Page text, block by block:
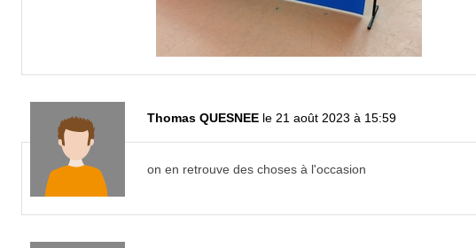
Thomas QUESNEE le 21 août 2023 à 15:59
on en retrouve des choses à l'occasion